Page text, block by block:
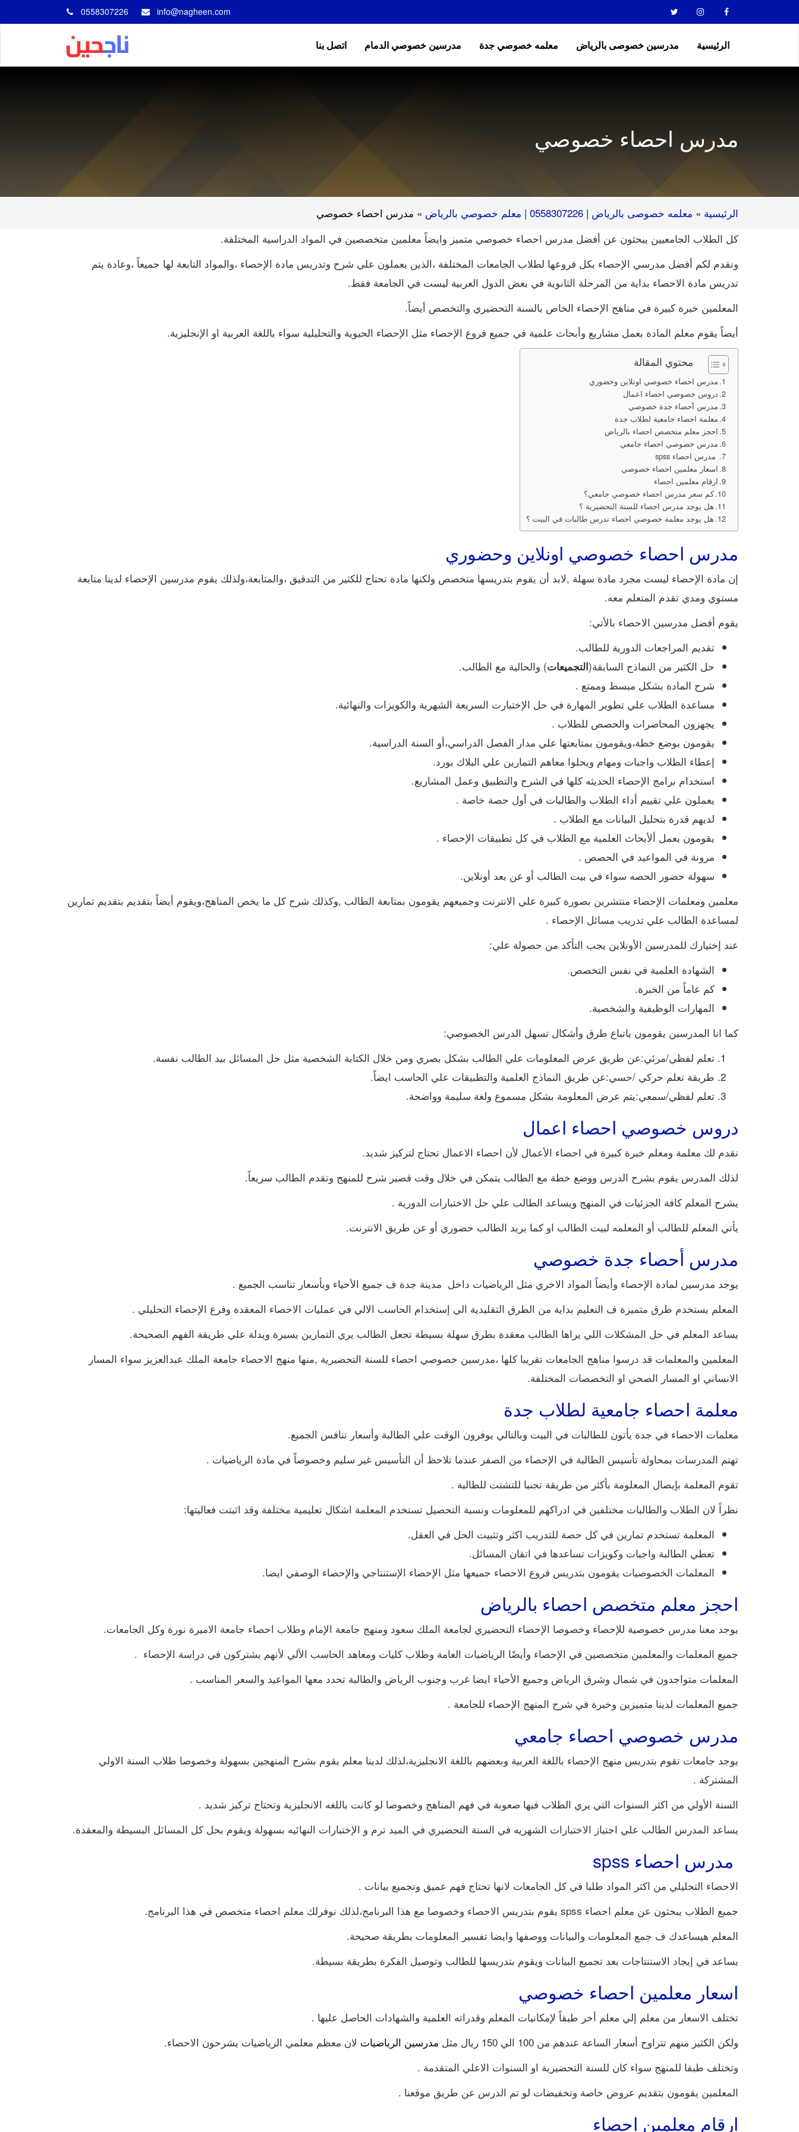
0558307226 info@nagheen.com
الرئيسية مدرسين خصوصى بالرياض معلمه خصوصي جدة مدرسين خصوصي الدمام اتصل بنا
مدرس احصاء خصوصي
الرئيسية » معلمه خصوصى بالرياض | 0558307226 | معلم خصوصي بالرياض » مدرس احصاء خصوصي
كل الطلاب الجامعيين يبحثون عن أفضل مدرس احصاء خصوصي متميز وايضاً معلمين متخصصين في المواد الدراسية المختلفة.
ونقدم لكم أفضل مدرسي الإحصاء بكل فروعها لطلاب الجامعات المختلفة ،الذين يعملون علي شرح وتدريس مادة الإحصاء ،والمواد التابعة لها جميعاً ،وعادة يتم
تدريس مادة الاحصاء بداية من المرحلة الثانوية في بعض الدول العربية ليست في الجامعة فقط.
المعلمين خبرة كبيرة في مناهج الإحصاء الخاص بالسنة التحضيري والتخصص أيضاً.
أيضاً يقوم معلم المادة بعمل مشاريع وأبحاث علمية في جميع فروع الإحصاء مثل الإحصاء الحيوية والتحليلية سواء باللغة العربية او الإنجليزية.
محتوي المقالة
مدرس احصاء خصوصي اونلاين وحضوري
دروس خصوصي احصاء اعمال
مدرس أحصاء جدة خصوصي
معلمة احصاء جامعية لطلاب جدة
احجز معلم متخصص احصاء بالرياض
مدرس خصوصي احصاء جامعي
مدرس احصاء spss
اسعار معلمين احصاء خصوصي
ارقام معلمين احصاء
كم سعر مدرس احصاء خصوصي جامعي؟
هل يوجد مدرس احصاء للسنة التحضيرية ؟
هل يوجد معلمة خصوصي احصاء تدرس طالبات في البيت ؟
مدرس احصاء خصوصي اونلاين وحضوري
إن مادة الإحصاء ليست مجرد مادة سهلة ,لابد أن يقوم بتدريسها متخصص ولكنها مادة تحتاج للكثير من التدقيق ،والمتابعة،ولذلك يقوم مدرسين الإحصاء لدينا متابعة
مستوي ومدي تقدم المتعلم معه.
يقوم أفضل مدرسين الاحصاء بالأتي:
تقديم المراجعات الدورية للطالب.
حل الكثير من النماذج السابقة(التجميعات) والحالية مع الطالب.
شرح المادة بشكل مبسط وممتع .
مساعدة الطلاب علي تطوير المهارة في حل الإختبارت السريعة الشهرية والكويزات والنهائية.
يجهزون المحاضرات والحصص للطلاب .
يقومون بوضع خطة،ويقومون بمتابعتها علي مدار الفصل الدراسي،أو السنة الدراسية.
إعطاء الطلاب واجبات ومهام ويحلوا معاهم التمارين علي البلاك بورد.
استخدام برامج الإحصاء الحديثه كلها في الشرح والتطبيق وعمل المشاريع.
يعملون علي تقييم أداء الطلاب والطالبات في أول حصة خاصة .
لديهم قدرة بتحليل البيانات مع الطلاب .
يقومون بعمل ألأبحاث العلمية مع الطلاب في كل تطبيقات الإحصاء .
مرونة في المواعيد في الحصص .
سهولة حضور الحصه سواء في بيت الطالب أو عن بعد أونلاين.
معلمين ومعلمات الإحصاء منتشرين بصورة كبيرة علي الانترنت وجميعهم يقومون بمتابعة الطالب ,وكذلك شرح كل ما يخص المناهج،ويقوم أيضاً بتقديم بتقديم تمارين
لمساعدة الطالب علي تدريب مسائل الإحصاء .
عند إختيارك للمدرسين الأونلاين يجب التأكد من حصولة علي:
الشهادة العلمية في نفس التخصص.
كم عاماً من الخبرة.
المهارات الوظيفية والشخصية.
كما انا المدرسين يقومون باتباع طرق وأشكال تسهل الدرس الخصوصي:
تعلم لفظي/مرئي:عن طريق عرض المعلومات علي الطالب بشكل بصري ومن خلال الكتابة الشخصية مثل حل المسائل بيد الطالب نفسة.
طريقة تعلم حركي /حسي:عن طريق النماذج العلمية والتطبيقات علي الحاسب ايضاً.
تعلم لفظي/سمعي:يتم عرض المعلومة بشكل مسموع ولغة سليمة وواضحة.
دروس خصوصي احصاء اعمال
نقدم لك معلمة ومعلم خبرة كبيرة في احصاء الأعمال لأن احصاء الاعمال تحتاج لتركيز شديد.
لذلك المدرس يقوم بشرح الدرس ووضع خطة مع الطالب يتمكن في خلال وقت قصير شرح للمنهج وتقدم الطالب سريعاً.
يشرح المعلم كافة الجزئيات في المنهج ويساعد الطالب علي حل الاختبارات الدورية .
يأتي المعلم للطالب أو المعلمه لبيت الطالب او كما يريد الطالب حضوري أو عن طريق الانترنت.
مدرس أحصاء جدة خصوصي
يوجد مدرسين لمادة الإحصاء وأيضاً المواد الاخري مثل الرياضيات داخل مدينة جدة ف جميع الأحياء وبأسعار تناسب الجميع .
المعلم يستخدم طرق متميزة ف التعليم بداية من الطرق التقليدية الي إستخدام الحاسب الالي في عمليات الاحصاء المعقدة وفرع الإحصاء التحليلي .
يساعد المعلم في حل المشكلات اللي يراها الطالب معقدة بطرق سهلة بسيطة تجعل الطالب يري التمارين يسيرة ويدلة علي طريقة الفهم الصحيحة.
المعلمين والمعلمات قد درسوا مناهج الجامعات تقريبا كلها ،مدرسين خصوصي احصاء للسنة التحضيرية ,منها منهج الاحصاء جامعة الملك عبدالعزيز سواء المسار
الانساني او المسار الصحي او التخصصات المختلفة.
معلمة احصاء جامعية لطلاب جدة
معلمات الاحصاء في جدة يأتون للطالبات في البيت وبالتالي يوفرون الوقت علي الطالبة وأسعار تنافس الجميع.
تهتم المدرسات بمحاولة تأسيس الطالبة في الإحصاء من الصفر عندما تلاحظ أن التأسيس غير سليم وخصوصاً في مادة الرياضيات .
تقوم المعلمة بإيصال المعلومة بأكثر من طريقة تجنبا للتشتت للطالبة .
نظراً لان الطلاب والطالبات مختلفين في ادراكهم للمعلومات ونسبة التحصيل تستخدم المعلمة اشكال تعليمية مختلفة وقد اثبتت فعاليتها:
المعلمة تستخدم تمارين في كل حصة للتدريب اكثر وتثبيت الحل في العقل.
تعطي الطالبة واجبات وكويزات تساعدها في اتقان المسائل.
المعلمات الخصوصيات يقومون بتدريس فروع الاحصاء جميعها مثل الإحصاء الإستنتاجي والإحصاء الوصفي ايضا.
احجز معلم متخصص احصاء بالرياض
يوجد معنا مدرس خصوصية للإحصاء وخصوصا الإحصاء التحضيري لجامعة الملك سعود ومنهج جامعة الإمام وطلاب احصاء جامعة الاميرة نورة وكل الجامعات.
جميع المعلمات والمعلمين متخصصين في الإحصاء وأيضًا الرياضيات العامة وطلاب كليات ومعاهد الحاسب الألي لأنهم يشتركون في دراسة الإحصاء .
المعلمات متواجدون في شمال وشرق الرياض وجميع الأحياء ايضا غرب وجنوب الرياض والطالبة تحدد معها المواعيد والسعر المناسب .
جميع المعلمات لدينا متميزين وخبرة في شرح المنهج الإحصاء للجامعة .
مدرس خصوصي احصاء جامعي
يوجد جامعات تقوم بتدريس منهج الإحصاء باللغة العربية وبعضهم باللغة الانجليزية،لذلك لدينا معلم يقوم بشرح المنهجين بسهولة وخصوصا طلاب السنة الاولي
المشتركة .
السنة الأولي من اكثر السنوات التي يري الطلاب فيها صعوبة في فهم المناهج وخصوصا لو كانت باللغه الانجليزية وتحتاج تركيز شديد .
يساعد المدرس الطالب علي اجتياز الاختبارات الشهريه في السنة التحضيري في الميد ترم و الإختبارات النهائيه بسهولة ويقوم بحل كل المسائل البسيطة والمعقدة.
مدرس احصاء spss
الاحصاء التحليلي من اكثر المواد طلبا في كل الجامعات لانها تحتاج فهم عميق وتجميع بيانات .
جميع الطلاب يبحثون عن معلم احصاء spss يقوم بتدريس الاحصاء وخصوصا مع هذا البرنامج،لذلك نوفرلك معلم احصاء متخصص في هذا البرنامج.
المعلم هيساعدك ف جمع المعلومات والبيانات ووصفها وايضا تفسير المعلومات بطريقة صحيحة.
يساعد في إيجاد الاستنتاجات بعد تجميع البيانات ويقوم بتدريسها للطالب وتوصيل الفكرة بطريقة بسيطة.
اسعار معلمين احصاء خصوصي
تختلف الاسعار من معلم إلي معلم أخر طبقاً لإمكانيات المعلم وقدراته العلمية والشهادات الحاصل عليها .
ولكن الكثير منهم تتراوح أسعار الساعة عندهم من 100 الي 150 ريال مثل
مدرسين الرياضيات لان معظم معلمي الرياضيات يشرحون الاحصاء.
وتختلف طبقا للمنهج سواء كان للسنة التحضيرية او السنوات الاعلي المتقدمة .
المعلمين يقومون بتقديم عروض خاصة وتخفيضات لو تم الدرس عن طريق موقعنا .
ارقام معلمين احصاء